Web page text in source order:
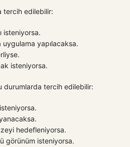
tercih edilebilir:
isteniyorsa.
uygulama yapılacaksa.
isteniyorsa.
durumlarda tercih edilebilir:
hedefleniyorsa.
görünüm isteniyorsa.